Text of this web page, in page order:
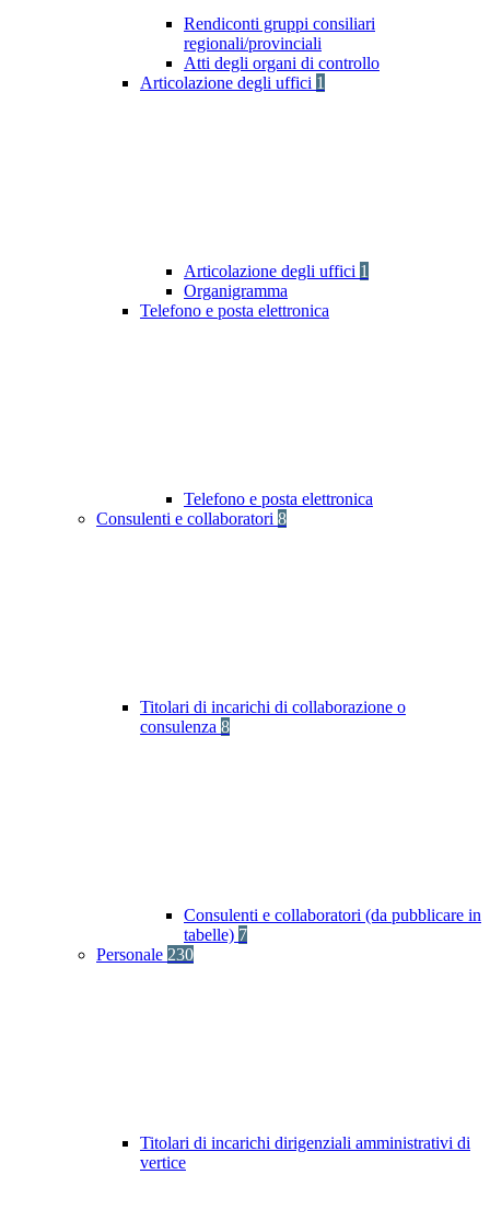
Rendiconti gruppi consiliari
regionali/provinciali
Atti degli organi di controllo
Articolazione degli uffici 1
Articolazione degli uffici 1
Organigramma
Telefono e posta elettronica
Telefono e posta elettronica
Consulenti e collaboratori 8
Titolari di incarichi di collaborazione o
consulenza 8
Consulenti e collaboratori (da pubblicare in
tabelle) 7
Personale 230
Titolari di incarichi dirigenziali amministrativi di
vertice